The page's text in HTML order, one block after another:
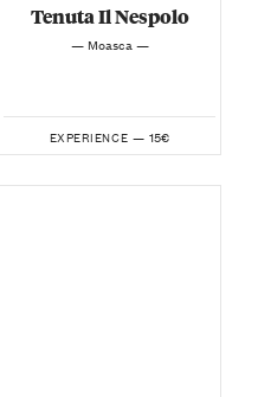
Tenuta Il Nespolo
— Moasca —
EXPERIENCE — 15€